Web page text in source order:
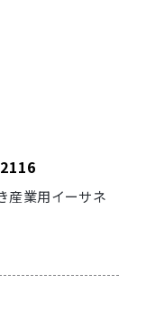
業用イーサネ